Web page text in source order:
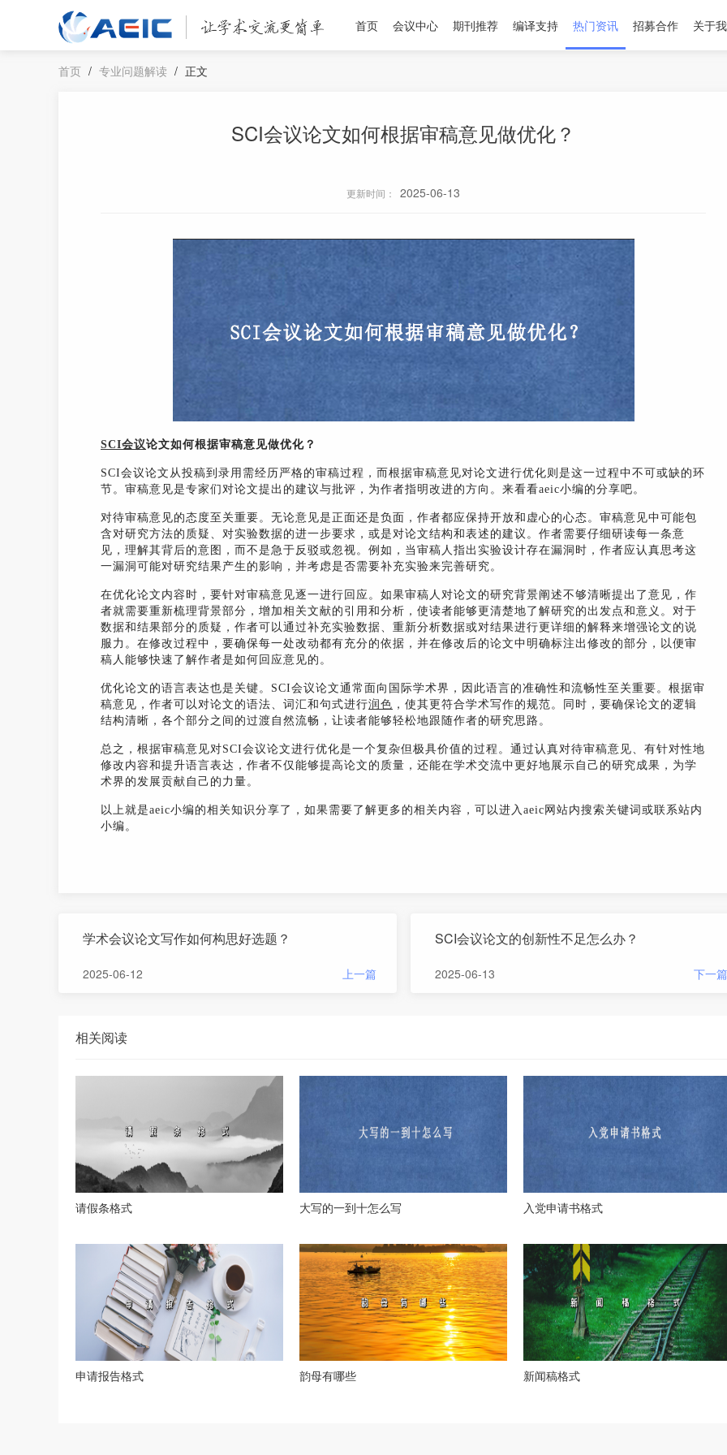
首页 会议中心 期刊推荐 编译支持 热门资讯 招募合作 关于
首页 / 专业问题解读 / 正文
SCI会议论文如何根据审稿意见做优化？
更新时间： 2025-06-13
SCI会议论文如何根据审稿意见做优化？
SCI会议论文从投稿到录用需经历严格的审稿过程，而根据审稿意见对论文进行优化则是这一过程中不可或缺的环
节。审稿意见是专家们对论文提出的建议与批评，为作者指明改进的方向。来看看aeic小编的分享吧。
对待审稿意见的态度至关重要。无论意见是正面还是负面，作者都应保持开放和虚心的心态。审稿意见中可能包
含对研究方法的质疑、对实验数据的进一步要求，或是对论文结构和表述的建议。作者需要仔细研读每一条意
见，理解其背后的意图，而不是急于反驳或忽视。例如，当审稿人指出实验设计存在漏洞时，作者应认真思考这
一漏洞可能对研究结果产生的影响，并考虑是否需要补充实验来完善研究。
在优化论文内容时，要针对审稿意见逐一进行回应。如果审稿人对论文的研究背景阐述不够清晰提出了意见，作
者就需要重新梳理背景部分，增加相关文献的引用和分析，使读者能够更清楚地了解研究的出发点和意义。对于
数据和结果部分的质疑，作者可以通过补充实验数据、重新分析数据或对结果进行更详细的解释来增强论文的说
服力。在修改过程中，要确保每一处改动都有充分的依据，并在修改后的论文中明确标注出修改的部分，以便审
稿人能够快速了解作者是如何回应意见的。
优化论文的语言表达也是关键。SCI会议论文通常面向国际学术界，因此语言的准确性和流畅性至关重要。根据审
稿意见，作者可以对论文的语法、词汇和句式进行润色 ，使其更符合学术写作的规范。同时，要确保论文的逻辑
结构清晰，各个部分之间的过渡自然流畅，让读者能够轻松地跟随作者的研究思路。
总之，根据审稿意见对SCI会议论文进行优化是一个复杂但极具价值的过程。通过认真对待审稿意见、有针对性地
修改内容和提升语言表达，作者不仅能够提高论文的质量，还能在学术交流中更好地展示自己的研究成果，为学
术界的发展贡献自己的力量。
以上就是aeic小编的相关知识分享了，如果需要了解更多的相关内容，可以进入aeic网站内搜索关键词或联系站内
小编。
学术会议论文写作如何构思好选题？
2025-06-12 上一篇
SCI会议论文的创新性不足怎么办？
2025-06-13 下一篇
相关阅读
请假条格式 大写的一到十怎么写 入党申请书格式
申请报告格式 韵母有哪些 新闻稿格式